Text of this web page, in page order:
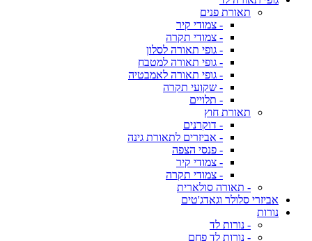
תאורת פנים
- צמודי קיר
- צמודי תקרה
- גופי תאורה לסלון
- גופי תאורה למטבח
- גופי תאורה לאמבטיה
- שקועי תקרה
- תלויים
תאורת חוץ
- דוקרנים
- אביזרים לתאורת גינה
- פנסי הצפה
- צמודי קיר
- צמודי תקרה
- תאורה סולארית
אביזרי סלולר וגאדג'טים
נורות
- נורות לד
- נורות לד פחם